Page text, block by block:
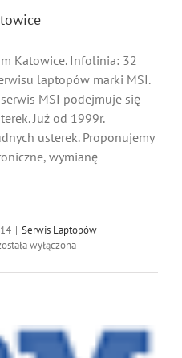
Katowice. Infolinia: 32
laptopów marki MSI.
MSI podejmuje się
Już od 1999r.
usterek. Proponujemy
wymianę
| Serwis Laptopów
wyłączona